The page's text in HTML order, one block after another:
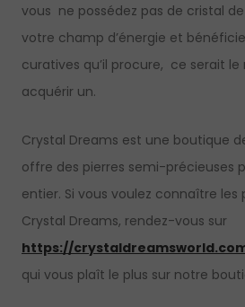
vous ne possédez pas de cristal
votre champ d’énergie et
curatives qu’il procure, ce serait
acquérir un.
Crystal Dreams est une boutique
offre des pierres semi-précieuses
entier. Si vous voulez connaître
Crystal Dreams, rendez-vous sur
https://
qui vous plaît le plus sur notre